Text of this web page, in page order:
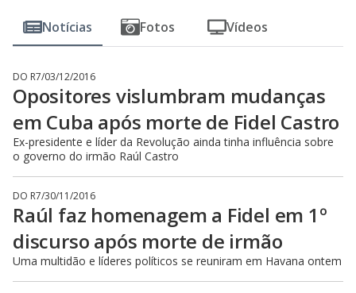
Notícias Fotos Vídeos
DO R7/03/12/2016
Opositores vislumbram mudanças
em Cuba após morte de Fidel Castro
Ex-presidente e líder da Revolução ainda tinha influência sobre
o governo do irmão Raúl Castro
DO R7/30/11/2016
Raúl faz homenagem a Fidel em 1º
discurso após morte de irmão
Uma multidão e líderes políticos se reuniram em Havana ontem